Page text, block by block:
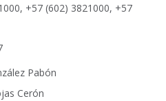
+57 (602) 3821000, +57
Pabón
Cerón